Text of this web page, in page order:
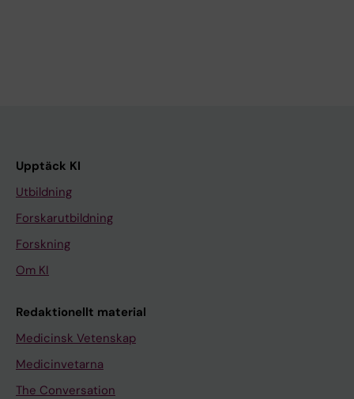
Upptäck KI
Utbildning
Forskarutbildning
Forskning
Om KI
Redaktionellt material
Medicinsk Vetenskap
Medicinvetarna
The Conversation